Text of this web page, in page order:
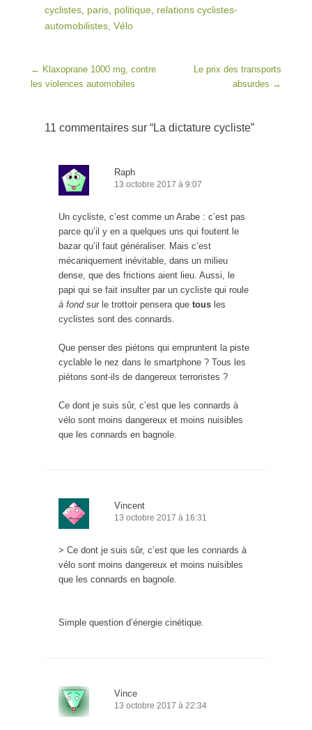
cyclistes paris politique relations cyclistes-
automobilistes Vélo
Post navigation
← Klaxoprane 1000 mg, contre
les violences automobiles
Le prix des transports
absurdes →
11 commentaires sur “La dictature cycliste”
Raph
13 octobre 2017 à 9:07
Un cycliste, c’est comme un Arabe : c’est pas
parce qu’il y en a quelques uns qui foutent le
bazar qu’il faut généraliser. Mais c’est
mécaniquement inévitable, dans un milieu
dense, que des frictions aient lieu. Aussi, le
papi qui se fait insulter par un cycliste qui roule
à fondsur le trottoir pensera que tous les
cyclistes sont des connards.
Que penser des piétons qui empruntent la piste
cyclable le nez dans le smartphone ? Tous les
piétons sont-ils de dangereux terroristes ?
Ce dont je suis sûr, c’est que les connards à
vélo sont moins dangereux et moins nuisibles
que les connards en bagnole.
Vincent
13 octobre 2017 à 16:31
> Ce dont je suis sûr, c’est que les connards à
vélo sont moins dangereux et moins nuisibles
que les connards en bagnole.
Simple question d’énergie cinétique.
Vince
13 octobre 2017 à 22:34